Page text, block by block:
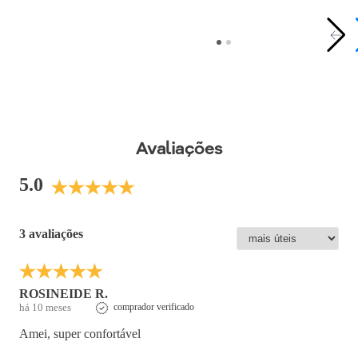
Avaliações
5.0
3 avaliações
ROSINEIDE R.
há 10 meses comprador verificado
Amei, super confortável